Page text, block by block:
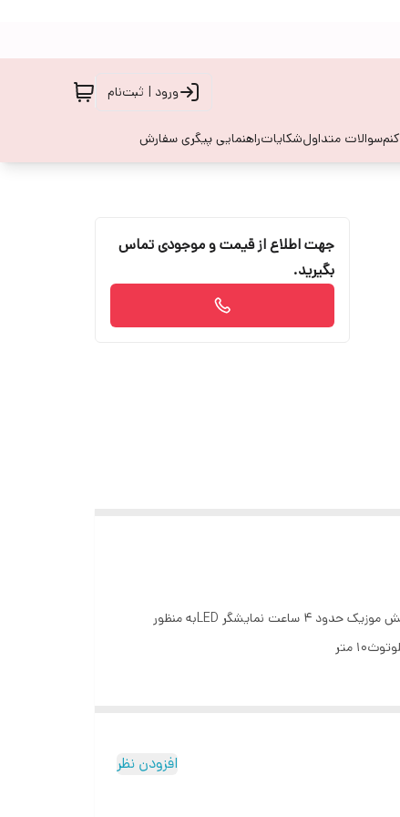
ورود | ثبت‌نام
سوالات متداولشکایاتراهنمایی پیگری سفارش
جهت اطلاع از قیمت و موجودی تماس
بگیرید.
نوع محصول هندزفری بلوتوث دوتایی نسخه بلوتوث5.2. میکروفون و امکان مکالمه مجهز به میکروفن داخلی HD. میزان شارژدهیدر حالت پخش موزیک حدود 4 ساعت نمایشگر LEDبه منظور
افزودن نظر